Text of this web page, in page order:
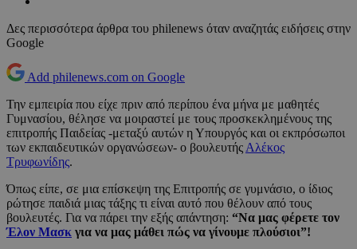
Δες περισσότερα άρθρα του philenews όταν αναζητάς ειδήσεις στην
Google
Add philenews.com on Google
Την εμπειρία που είχε πριν από περίπου ένα μήνα με μαθητές
Γυμνασίου, θέλησε να μοιραστεί με τους προσκεκλημένους της
επιτροπής Παιδείας -μεταξύ αυτών η Υπουργός και οι εκπρόσωποι
των εκπαιδευτικών οργανώσεων- ο βουλευτής Αλέκος
Τρυφωνίδης.
Όπως είπε, σε μια επίσκεψη της Επιτροπής σε γυμνάσιο, ο ίδιος
ρώτησε παιδιά μιας τάξης τι είναι αυτό που θέλουν από τους
βουλευτές. Για να πάρει την εξής απάντηση: “Να μας φέρετε τον
Έλον Μασκ για να μας μάθει πώς να γίνουμε πλούσιοι”!